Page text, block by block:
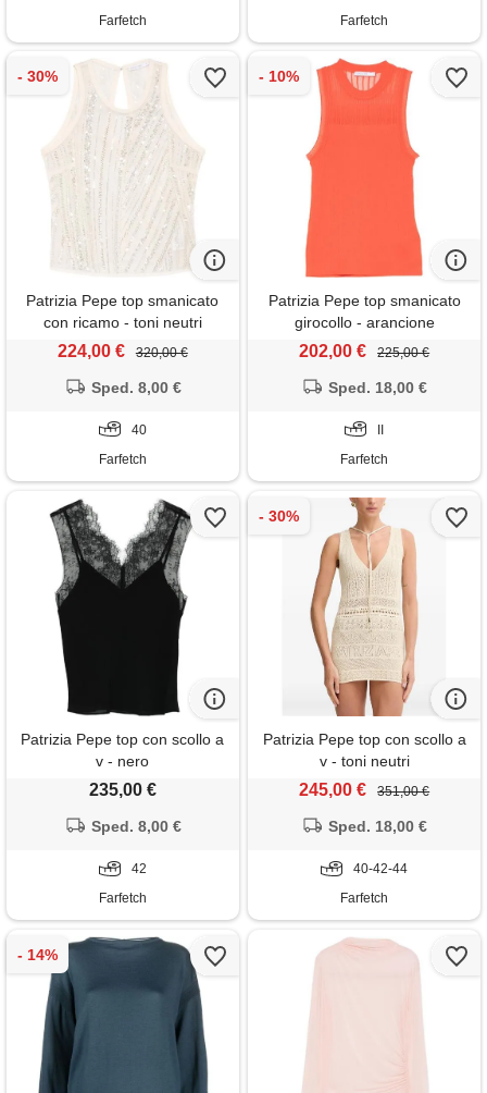
Farfetch
Farfetch
Patrizia Pepe top smanicato
con ricamo - toni neutri
224,00 € 320,00 €
Sped. 8,00 €
40
Farfetch
Patrizia Pepe top smanicato
girocollo - arancione
202,00 € 225,00 €
Sped. 18,00 €
Farfetch
Patrizia Pepe top con scollo a
v - nero
235,00 €
Sped. 8,00 €
42
Farfetch
Patrizia Pepe top con scollo a
v - toni neutri
245,00 € 351,00 €
Sped. 18,00 €
40-42-44
Farfetch